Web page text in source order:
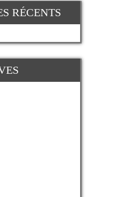
RÉCENTS